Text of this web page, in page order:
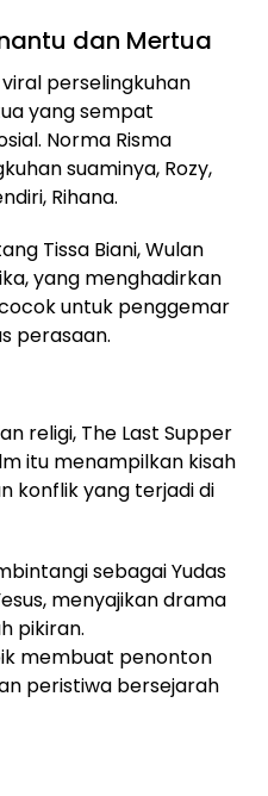
dan Mertua
perselingkuhan
yang sempat
Norma Risma
suaminya, Rozy,
Rihana.
Tissa Biani, Wulan
yang menghadirkan
untuk penggemar
perasaan.
religi, The Last Supper
itu menampilkan kisah
konflik yang terjadi di
sebagai Yudas
menyajikan drama
pikiran.
membuat penonton
peristiwa bersejarah